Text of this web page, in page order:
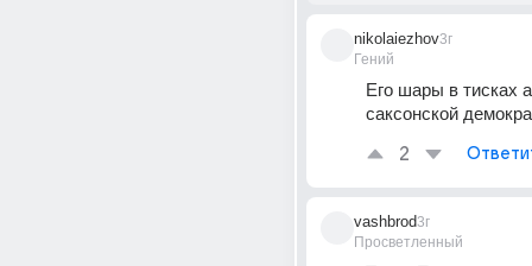
nikolaiezhov
Гений
3г
Его шары в тисках
саксонской
2
vashbrod
Просветленный
3г